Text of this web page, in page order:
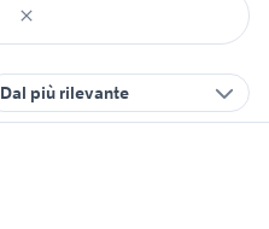
Dal più rilevante